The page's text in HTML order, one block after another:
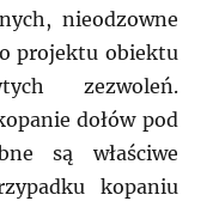
nieodzowne
projektu obiektu
zezwoleń.
dołów pod
są właściwe
kopaniu